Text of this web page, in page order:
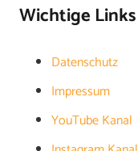
Wichtige Links
Datenschutz
Impressum
YouTube Kanal